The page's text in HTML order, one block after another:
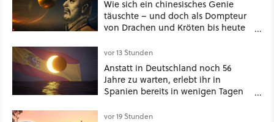
Wie sich ein chinesisches Genie
täuschte – und doch als Dompteur
von Drachen und Kröten bis heute
vor 13 Stunden
Anstatt in Deutschland noch 56
Jahre zu warten, erlebt ihr in
Spanien bereits in wenigen Tagen
vor 19 Stunden